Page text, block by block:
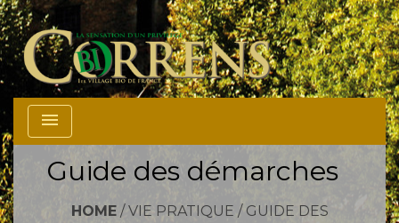
menu
Guide des démarches
HOME/ VIE PRATIQUE / GUIDE DES